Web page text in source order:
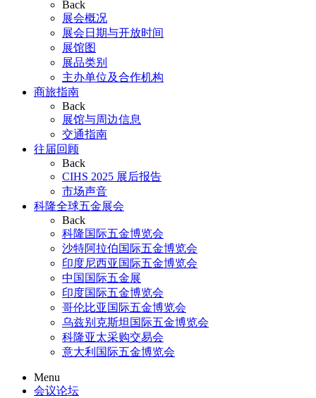
Back
展会概况
展会日期与开放时间
展馆图
展品类别
主办单位及合作机构
商旅指南
Back
展馆与周边信息
交通指南
往届回顾
Back
CIHS 2025 展后报告
市场声音
科隆全球五金展会
Back
科隆国际五金博览会
沙特阿拉伯国际五金博览会
印度尼西亚国际五金博览会
中国国际五金展
印度国际五金博览会
哥伦比亚国际五金博览会
乌兹别克斯坦国际五金博览会
科隆亚太采购交易会
意大利国际五金博览会
Menu
会议论坛